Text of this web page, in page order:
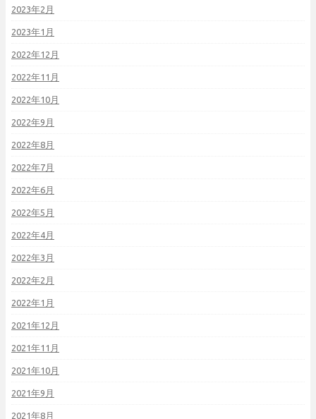
2023年2月
2023年1月
2022年12月
2022年11月
2022年10月
2022年9月
2022年8月
2022年7月
2022年6月
2022年5月
2022年4月
2022年3月
2022年2月
2022年1月
2021年12月
2021年11月
2021年10月
2021年9月
2021年8月